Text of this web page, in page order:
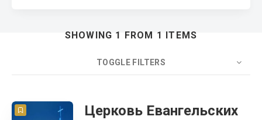
SHOWING 1 FROM 1 ITEMS
TOGGLE FILTERS
COUNT 20
Церковь Евангельских